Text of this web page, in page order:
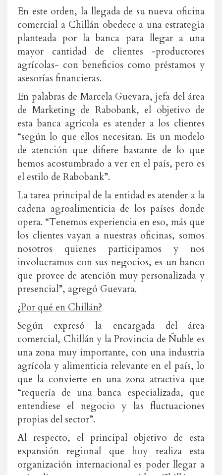
En este orden, la llegada de su nueva oficina
comercial a Chillán obedece a una estrategia
planteada por la banca para llegar a una
mayor cantidad de clientes -productores
agrícolas- con beneficios como préstamos y
asesorías financieras.
En palabras de Marcela Guevara, jefa del área
de Marketing de Rabobank, el objetivo de
esta banca agrícola es atender a los clientes
“según lo que ellos necesitan. Es un modelo
de atención que difiere bastante de lo que
hemos acostumbrado a ver en el país, pero es
el estilo de Rabobank”.
La tarea principal de la entidad es atender a la
cadena agroalimenticia de los países donde
opera. “Tenemos experiencia en eso, más que
los clientes vayan a nuestras oficinas, somos
nosotros quienes participamos y nos
involucramos con sus negocios, es un banco
que provee de atención muy personalizada y
presencial”, agregó Guevara.
¿Por qué en Chillán?
Según expresó la encargada del área
comercial, Chillán y la Provincia de Ñuble es
una zona muy importante, con una industria
agrícola y alimenticia relevante en el país, lo
que la convierte en una zona atractiva que
“requería de una banca especializada, que
entendiese el negocio y las fluctuaciones
propias del sector”.
Al respecto, el principal objetivo de esta
expansión regional que hoy realiza esta
organización internacional es poder llegar a